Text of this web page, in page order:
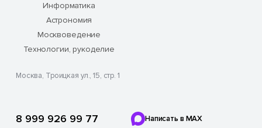
Москва, Троицкая ул., 15, стр. 1
Информатика
Астрономия
Москвоведение
Технологии, рукоделие
8 999 926 99 77 Написать в MAX